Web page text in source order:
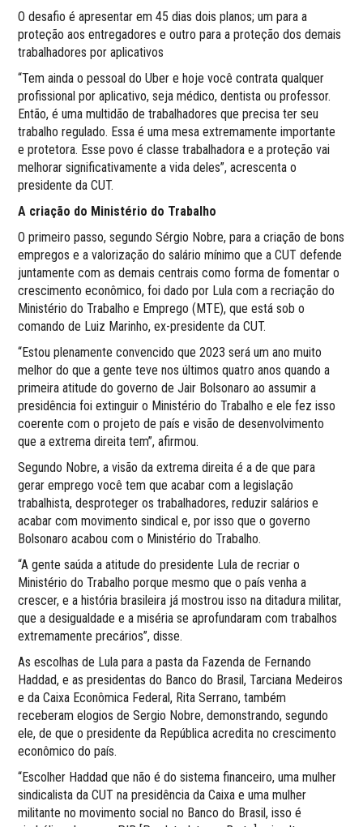
O desafio é apresentar em 45 dias dois planos; um para a
proteção aos entregadores e outro para a proteção dos demais
trabalhadores por aplicativos
“Tem ainda o pessoal do Uber e hoje você contrata qualquer
profissional por aplicativo, seja médico, dentista ou professor.
Então, é uma multidão de trabalhadores que precisa ter seu
trabalho regulado. Essa é uma mesa extremamente importante
e protetora. Esse povo é classe trabalhadora e a proteção vai
melhorar significativamente a vida deles”, acrescenta o
presidente da CUT.
A criação do Ministério do Trabalho
O primeiro passo, segundo Sérgio Nobre, para a criação de bons
empregos e a valorização do salário mínimo que a CUT defende
juntamente com as demais centrais como forma de fomentar o
crescimento econômico, foi dado por Lula com a recriação do
Ministério do Trabalho e Emprego (MTE), que está sob o
comando de Luiz Marinho, ex-presidente da CUT.
“Estou plenamente convencido que 2023 será um ano muito
melhor do que a gente teve nos últimos quatro anos quando a
primeira atitude do governo de Jair Bolsonaro ao assumir a
presidência foi extinguir o Ministério do Trabalho e ele fez isso
coerente com o projeto de país e visão de desenvolvimento
que a extrema direita tem”, afirmou.
Segundo Nobre, a visão da extrema direita é a de que para
gerar emprego você tem que acabar com a legislação
trabalhista, desproteger os trabalhadores, reduzir salários e
acabar com movimento sindical e, por isso que o governo
Bolsonaro acabou com o Ministério do Trabalho.
“A gente saúda a atitude do presidente Lula de recriar o
Ministério do Trabalho porque mesmo que o país venha a
crescer, e a história brasileira já mostrou isso na ditadura militar,
que a desigualdade e a miséria se aprofundaram com trabalhos
extremamente precários”, disse.
As escolhas de Lula para a pasta da Fazenda de Fernando
Haddad, e as presidentas do Banco do Brasil, Tarciana Medeiros
e da Caixa Econômica Federal, Rita Serrano, também
receberam elogios de Sergio Nobre, demonstrando, segundo
ele, de que o presidente da República acredita no crescimento
econômico do país.
“Escolher Haddad que não é do sistema financeiro, uma mulher
sindicalista da CUT na presidência da Caixa e uma mulher
militante no movimento social no Banco do Brasil, isso é